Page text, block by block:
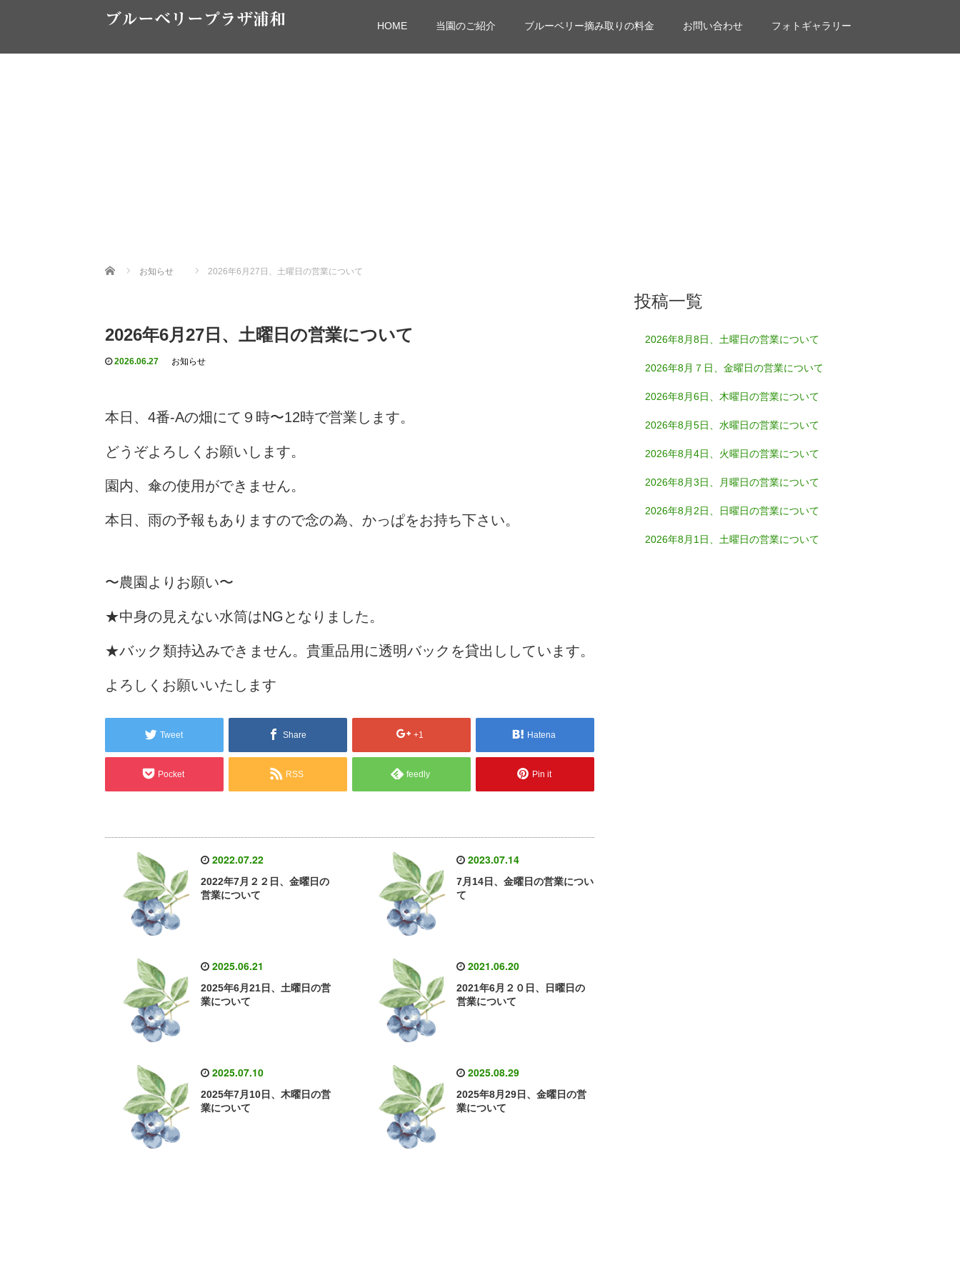
ブルーベリープラザ浦和 HOME 当園のご紹介 ブルーベリー摘み取りの料金 お問い合わせ フォトギャラリー
Home お知らせ 2026年6月27日、土曜日の営業について
2026年6月27日、土曜日の営業について
2026.06.27 お知らせ
本日、4番-Aの畑にて９時〜12時で営業します。
どうぞよろしくお願いします。
園内、傘の使用ができません。
本日、雨の予報もありますので念の為、かっぱをお持ち下さい。
〜農園よりお願い〜
★中身の見えない水筒はNGとなりました。
★バック類持込みできません。貴重品用に透明バックを貸出ししています。
よろしくお願いいたします
Tweet Share +1 Hatena
Pocket RSS feedly Pin it
2022.07.22
2022年7月２２日、金曜日の
営業について
2023.07.14
7月14日、金曜日の営業につい
て
2025.06.21
2025年6月21日、土曜日の営
業について
2021.06.20
2021年6月２０日、日曜日の
営業について
2025.07.10
2025年7月10日、木曜日の営
業について
2025.08.29
2025年8月29日、金曜日の営
業について
投稿一覧
2026年8月8日、土曜日の営業について
2026年8月７日、金曜日の営業について
2026年8月6日、木曜日の営業について
2026年8月5日、水曜日の営業について
2026年8月4日、火曜日の営業について
2026年8月3日、月曜日の営業について
2026年8月2日、日曜日の営業について
2026年8月1日、土曜日の営業について